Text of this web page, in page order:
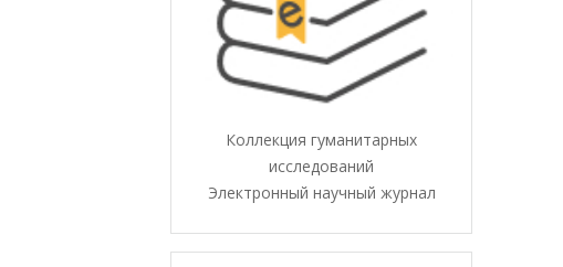
Коллекция гуманитарных
исследований
Электронный научный журнал